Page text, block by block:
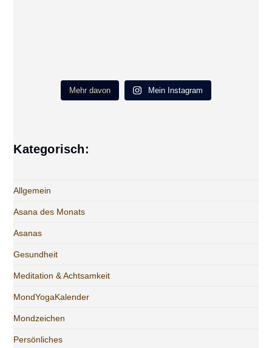
Mehr davon Mein Instagram
Kategorisch:
Allgemein
Asana des Monats
Asanas
Gesundheit
Meditation & Achtsamkeit
MondYogaKalender
Mondzeichen
Persönliches